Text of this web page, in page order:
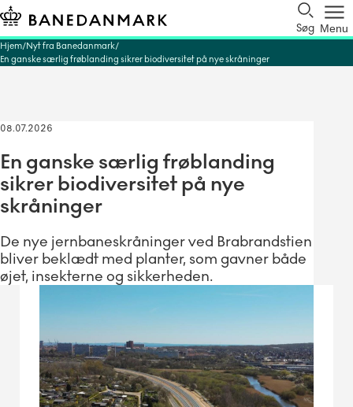
Søg Menu
Hjem Nyt fra Banedanmark
En ganske særlig frøblanding sikrer biodiversitet på nye skråninger
08.07.2026
En ganske særlig frøblanding
sikrer biodiversitet på nye
skråninger
De nye jernbaneskråninger ved Brabrandstien
bliver beklædt med planter, som gavner både
øjet, insekterne og sikkerheden.